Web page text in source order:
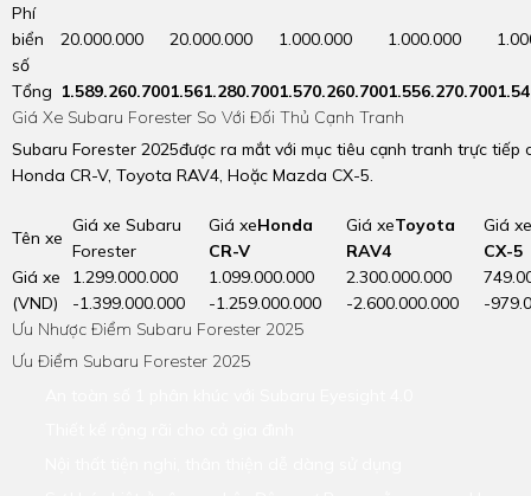
Phí
biển
số
20.000.000 20.000.000 1.000.000 1.000.000
Tổng 1.589.260.7001.561.280.7001.570.260.7001.556.270.700
Giá Xe Subaru Forester So Với Đối Thủ Cạnh Tranh
Subaru Forester 2025được ra mắt với mục tiêu cạnh tranh trực tiếp
Honda CR-V, Toyota RAV4, Hoặc Mazda CX-5.
Tên xe
Giá xe Subaru
Forester
Giá xeHonda
CR-V
Giá xeToyota
RAV4
Giá xe
CX-5
Giá xe
(VND)
1.299.000.000
-1.399.000.000
1.099.000.000
-1.259.000.000
2.300.000.000
-2.600.000.000
-
Ưu Nhược Điểm Subaru Forester 2025
Ưu Điểm Subaru Forester 2025